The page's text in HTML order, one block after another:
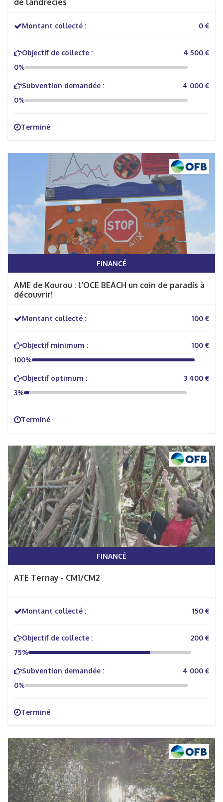
de landrecies
Montant collecté : 0 €
Objectif de collecte :
4 500 €
0%
Subvention demandée :
4 000 €
0%
Terminé
FINANCÉ
AME de Kourou : l'OCE BEACH un coin de paradis à
découvrir!
Montant collecté : 100 €
Objectif minimum :
100 €
100%
Objectif optimum :
3 400 €
3%
Terminé
FINANCÉ
ATE Ternay - CM1/CM2
Montant collecté : 150 €
Objectif de collecte :
200 €
75%
Subvention demandée :
4 000 €
0%
Terminé